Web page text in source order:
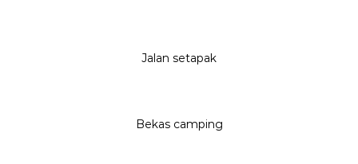
Jalan setapak
Bekas camping